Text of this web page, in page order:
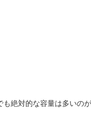
も絶対的な容量は多いの